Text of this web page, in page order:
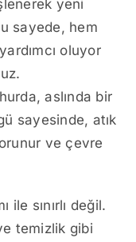
yeni
sayede, hem
oluyor
aslında bir
sayesinde, atık
ve çevre
ile sınırlı değil.
temizlik gibi